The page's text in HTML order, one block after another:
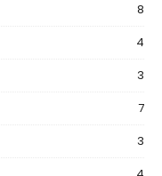
8
4
3
7
3